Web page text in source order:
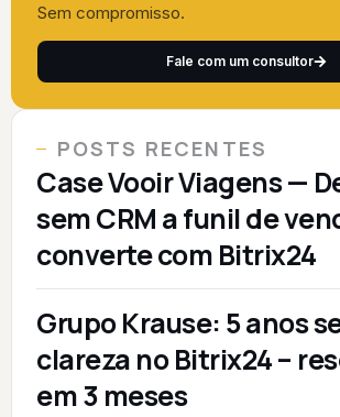
Sem compromisso.
Fale com um consultor
POSTS RECENTES
Case Vooir Viagens —
sem CRM a funil de
converte com Bitrix24
Grupo Krause: 5 anos
clareza no Bitrix24 –
em 3 meses